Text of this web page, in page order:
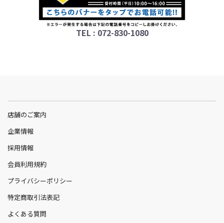
TEL : 072-830-1080
店舗のご案内
企業情報
採用情報
会員利用規約
プライバシーポリシー
特定商取引法表記
よくある質問